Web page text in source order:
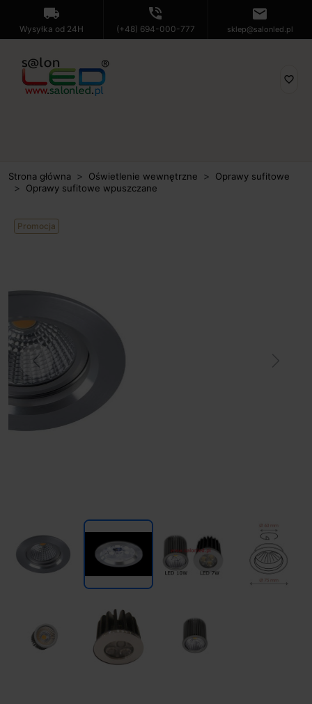
local_shipping
Wysyłka od 24H
phone_in_talk
(+48) 694-000-777
mail
sklep@salonled.pl
favorite_border
Strona główna Oświetlenie wewnętrzne
Oprawy sufitowe
Oprawy sufitowe wpuszczane
Promocja
Previous